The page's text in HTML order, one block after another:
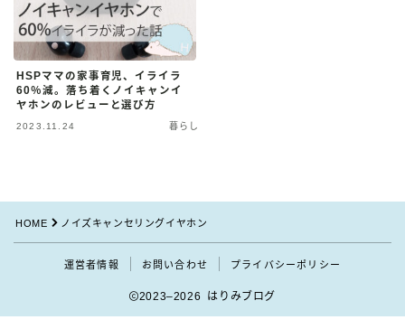
HSPママの家事育児、イライラ
60％減。落ち着くノイキャンイ
ヤホンのレビューと選び方
2023.11.24 暮らし
HOME ノイズキャンセリングイヤホン
運営者情報 お問い合わせ プライバシーポリシー
2023–2026 はりみブログ